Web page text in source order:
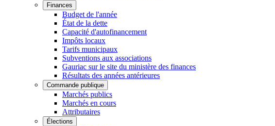
Finances
Budget de l'année
État de la dette
Capacité d'autofinancement
Impôts locaux
Tarifs municipaux
Subventions aux associations
Gauriac sur le site du ministère des finances
Résultats des années antérieures
Commande publique
Marchés publics
Marchés en cours
Attributaires
Élections